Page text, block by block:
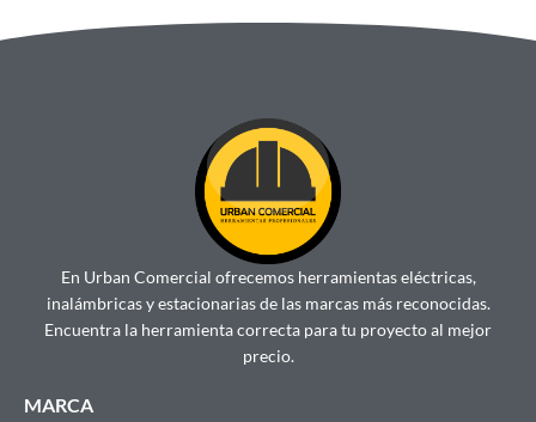
En Urban Comercial ofrecemos herramientas eléctricas,
inalámbricas y estacionarias de las marcas más reconocidas.
Encuentra la herramienta correcta para tu proyecto al mejor
precio.
MARCA